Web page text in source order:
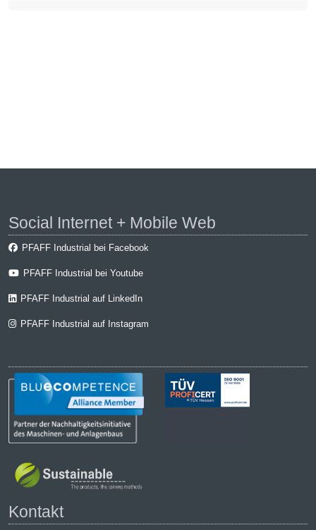
Social Internet + Mobile Web
PFAFF Industrial bei Facebook
PFAFF Industrial bei Youtube
PFAFF Industrial auf LinkedIn
PFAFF Industrial auf Instagram
Kontakt